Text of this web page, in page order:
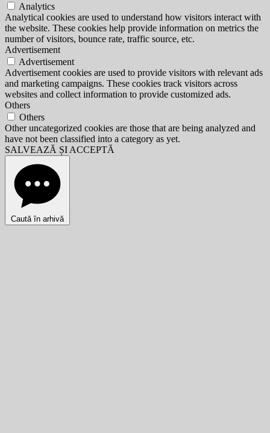
Analytics
Analytical cookies are used to understand how visitors interact with
the website. These cookies help provide information on metrics the
number of visitors, bounce rate, traffic source, etc.
Advertisement
Advertisement
Advertisement cookies are used to provide visitors with relevant ads
and marketing campaigns. These cookies track visitors across
websites and collect information to provide customized ads.
Others
Others
Other uncategorized cookies are those that are being analyzed and
have not been classified into a category as yet.
SALVEAZĂ ȘI ACCEPTĂ
Caută în arhivă